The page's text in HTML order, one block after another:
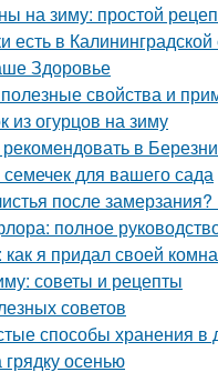
на зиму: простой
в Калининградской
Здоровье
свойства и
из огурцов на зиму
в
для вашего сада
после замерзания?
полное
я придал своей
советы и рецепты
советов
способы хранения
грядку осенью